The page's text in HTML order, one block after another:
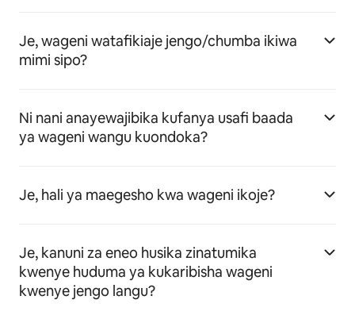
Je, wageni watafikiaje jengo/chumba ikiwa
mimi sipo?
Ni nani anayewajibika kufanya usafi baada
ya wageni wangu kuondoka?
Je, hali ya maegesho kwa wageni ikoje?
Je, kanuni za eneo husika zinatumika
kwenye huduma ya kukaribisha wageni
kwenye jengo langu?